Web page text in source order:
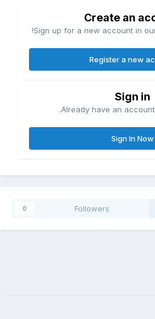
Create an
Sign up for a new account in
Register a new
Sign in
Already have an
Sign In Now
Followers
0